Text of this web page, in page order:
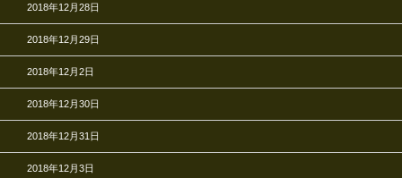
2018年12月28日
2018年12月29日
2018年12月2日
2018年12月30日
2018年12月31日
2018年12月3日